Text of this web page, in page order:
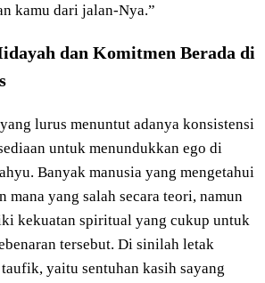
kamu dari jalan-Nya.”
dan Komitmen Berada di
lurus menuntut adanya konsistensi
untuk menundukkan ego di
Banyak manusia yang mengetahui
mana yang salah secara teori, namun
kekuatan spiritual yang cukup untuk
tersebut. Di sinilah letak
yaitu sentuhan kasih sayang